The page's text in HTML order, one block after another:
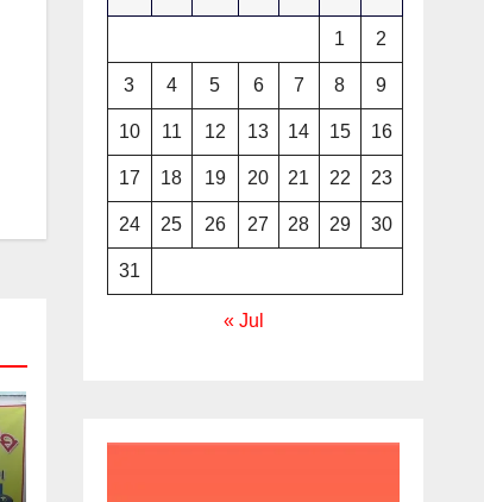
1 2
3 4 5 6 7 8 9
10 11 12 13 14 15 16
17 18 19 20 21 22 23
24 25 26 27 28 29 30
31
« Jul